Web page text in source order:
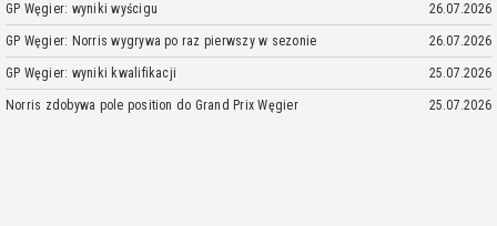
GP Węgier: wyniki wyścigu 26.07.2026
GP Węgier: Norris wygrywa po raz pierwszy w sezonie 26.07.2026
GP Węgier: wyniki kwalifikacji 25.07.2026
Norris zdobywa pole position do Grand Prix Węgier 25.07.2026